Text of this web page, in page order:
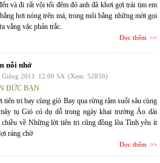
và đi rất vội tối đêm đó anh đã khơi gợi trái tim em
hơi nóng trên má, trong môi bằng những mời gọi
vằng vặc phản trắc.
Đọc thêm
nỗi nhớ
2011 12:00 SA (Xem: 52856)
ĐỨC BẠN
tiên tri bay cùng gíó Bay qua rừng rậm suối sâu cùng
tụ Gió có dụ dỗ trong ngày khai trường Áo dài
chiều về Những lời tiên tri cũng đồng lõa Tình yêu ít
ráng chờ
Đọc thêm